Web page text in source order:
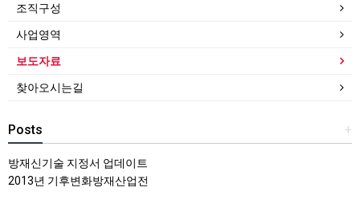
조직구성
사업영역
보도자료
찾아오시는길
+
Posts
방재신기술 지정서 업데이트
2013년 기후변화방재산업전